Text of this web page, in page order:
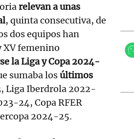
relevan a unas
, quinta consecutiva, de
dos equipos han
XV femenino
la Liga y Copa 2024-
sumaba losúltimos
Liga Iberdrola 2022-
24, Copa RFER
2024-25.